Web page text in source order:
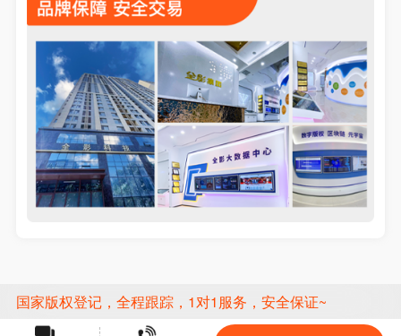
国家版权登记，全程跟踪，1对1服务，安全保证~